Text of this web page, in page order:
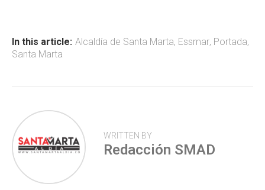
ok p
p
tir
In this article: Alcaldía de Santa Marta, Essmar, Portada,
Santa Marta
WRITTEN BY
Redacción SMAD